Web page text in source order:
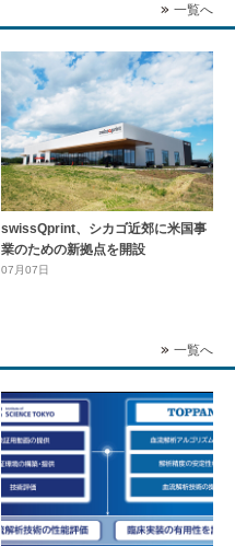
一覧へ
swissQprint、シカゴ近郊に⽶国事
業のための新拠点を開設
07月07日
一覧へ